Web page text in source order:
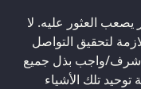
يصعب العثور عليه. لا
لتحقيق التواصل
شرف/واجب بذل جميع
تلك الأشياء